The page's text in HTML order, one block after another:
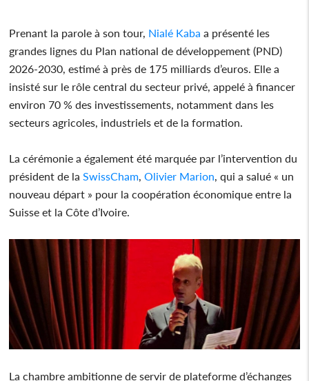
Prenant la parole à son tour, Nialé Kaba a présenté les
grandes lignes du Plan national de développement (PND)
2026-2030, estimé à près de 175 milliards d’euros. Elle a
insisté sur le rôle central du secteur privé, appelé à financer
environ 70 % des investissements, notamment dans les
secteurs agricoles, industriels et de la formation.
La cérémonie a également été marquée par l’intervention du
président de la SwissCham ,Olivier Marion , qui a salué « un
nouveau départ » pour la coopération économique entre la
Suisse et la Côte d’Ivoire.
La chambre ambitionne de servir de plateforme d’échanges